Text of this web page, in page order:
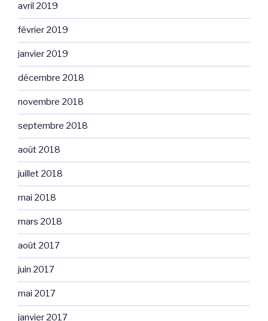
avril 2019
février 2019
janvier 2019
décembre 2018
novembre 2018
septembre 2018
août 2018
juillet 2018
mai 2018
mars 2018
août 2017
juin 2017
mai 2017
janvier 2017